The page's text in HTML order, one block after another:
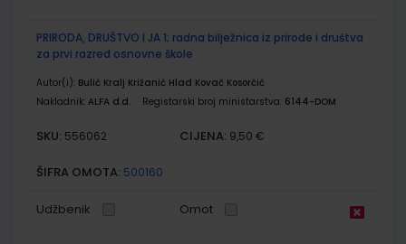
PRIRODA, DRUŠTVO I JA 1; radna bilježnica iz prirode i društva
za prvi razred osnovne škole
Autor(i): Bulić Kralj Križanić Hlad Kovač Kosorčić
Nakladnik: ALFA d.d. Registarski broj ministarstva: 6144-DOM
SKU: 556062 CIJENA: 9,50 €
ŠIFRA OMOTA: 500160
Udžbenik Omot